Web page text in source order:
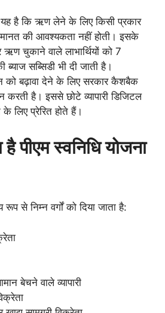
है कि ऋण लेने के लिए किसी प्रकार
की आवश्यकता नहीं होती। इसके
चुकाने वाले लाभार्थियों को 7
सब्सिडी भी दी जाती है।
को बढ़ावा देने के लिए सरकार कैशबैक
करती है। इससे छोटे व्यापारी डिजिटल
लिए प्रेरित होते हैं।
पीएम स्वनिधि योजना
से निम्न वर्गों को दिया जाता है:
बेचने वाले व्यापारी